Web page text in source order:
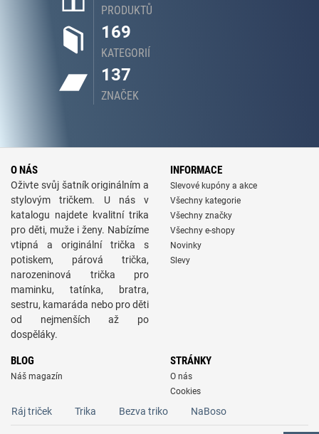
PRODUKTŮ
169
KATEGORIÍ
137
ZNAČEK
O NÁS
Oživte svůj šatník originálním a
stylovým tričkem. U nás v
katalogu najdete kvalitní trika
pro děti, muže i ženy. Nabízíme
vtipná a originální trička s
potiskem, párová trička,
narozeninová trička pro
maminku, tatínka, bratra,
sestru, kamaráda nebo pro děti
od nejmenších až po
dospěláky.
INFORMACE
Slevové kupóny a akce
Všechny kategorie
Všechny značky
Všechny e-shopy
Novinky
Slevy
BLOG
Náš magazín
STRÁNKY
O nás
Cookies
Ráj triček Trika Bezva triko NaBoso